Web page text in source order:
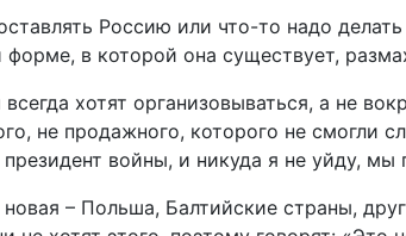
Россию или что-то надо
в которой она существует,
всегда хотят организовываться, а не
не продажного, которого не смогли
войны, и никуда я не уйду, мы
новая – Польша, Балтийские страны,